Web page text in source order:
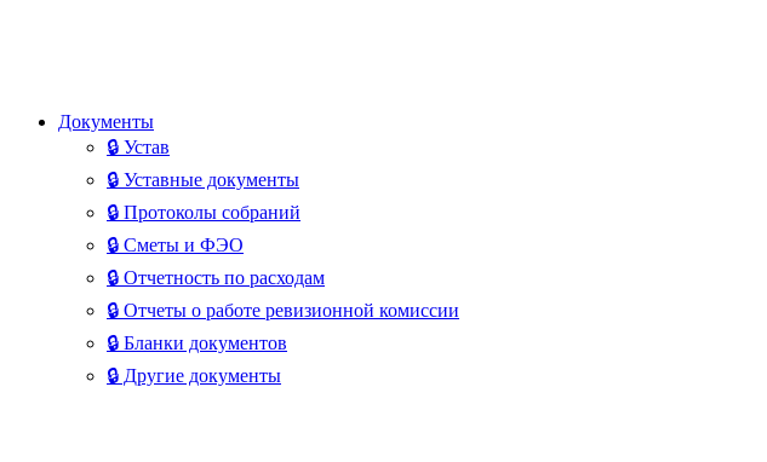
Документы
🔒 Устав
🔒 Уставные документы
🔒 Протоколы собраний
🔒 Сметы и ФЭО
🔒 Отчетность по расходам
🔒 Отчеты о работе ревизионной комиссии
🔒 Бланки документов
🔒 Другие документы